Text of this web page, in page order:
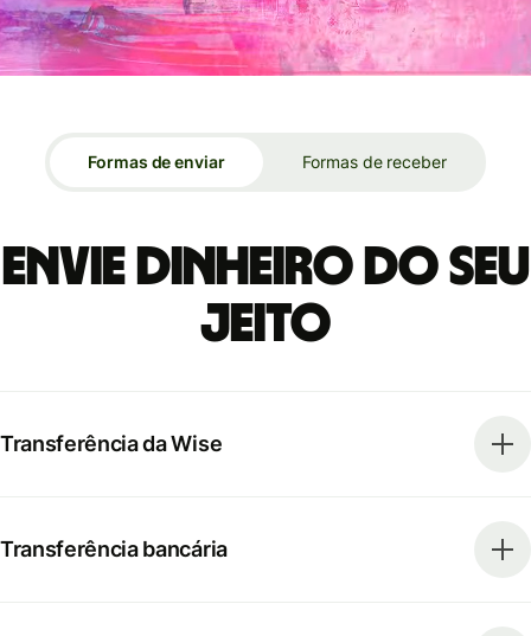
Formas de enviar Formas de receber
Envie dinheiro do seu
jeito
Transferência da Wise
Transferência bancária